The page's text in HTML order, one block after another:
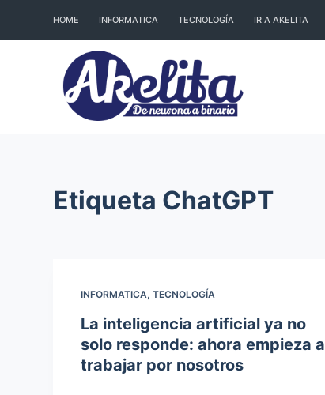
a
HOME INFORMATICA TECNOLOGÍA IR A AKELITA
Etiqueta ChatGPT
INFORMATICA,TECNOLOGÍA
La inteligencia artificial ya no
solo responde: ahora empieza a
trabajar por nosotros